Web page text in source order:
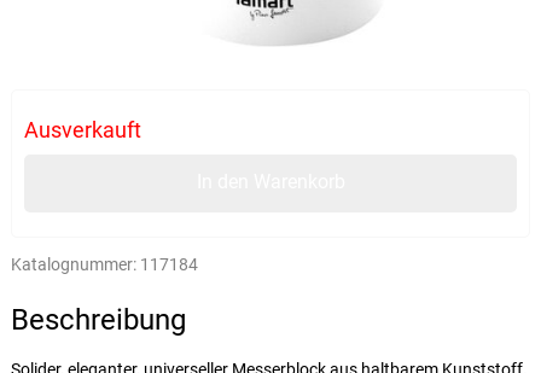
Ausverkauft
Katalognummer: 117184
Beschreibung